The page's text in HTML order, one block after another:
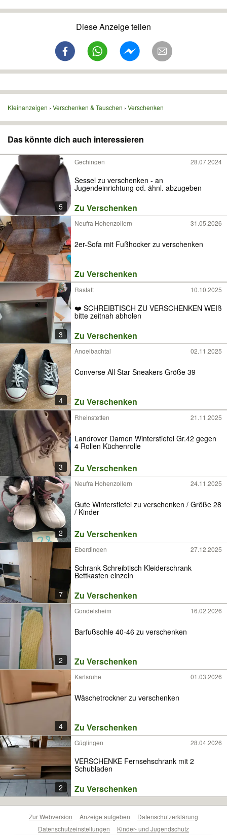
Diese Anzeige teilen
Kleinanzeigen Verschenken & Tauschen Verschenken
Das könnte dich auch interessieren
5
Gechingen 28.07.2024
Sessel zu verschenken - an
Jugendeinrichtung od. ähnl. abzugeben
Zu Verschenken
Neufra Hohenzollern 31.05.2026
2er-Sofa mit Fußhocker zu verschenken
Zu Verschenken
3
Rastatt 10.10.2025
❤️ SCHREIBTISCH ZU VERSCHENKEN WEIß
bitte zeitnah abholen
Zu Verschenken
4
Angelbachtal 02.11.2025
Converse All Star Sneakers Größe 39
Zu Verschenken
3
Rheinstetten 21.11.2025
Landrover Damen Winterstiefel Gr.42 gegen
4 Rollen Küchenrolle
Zu Verschenken
2
Neufra Hohenzollern 24.11.2025
Gute Winterstiefel zu verschenken / Größe 28
/ Kinder
Zu Verschenken
7
Eberdingen 27.12.2025
Schrank Schreibtisch Kleiderschrank
Bettkasten einzeln
Zu Verschenken
2
Gondelsheim 16.02.2026
Barfußsohle 40-46 zu verschenken
Zu Verschenken
4
Karlsruhe 01.03.2026
Wäschetrockner zu verschenken
Zu Verschenken
2
Güglingen 28.04.2026
VERSCHENKE Fernsehschrank mit 2
Schubladen
Zu Verschenken
Zur Webversion Anzeige aufgeben
Datenschutzerklärung
Datenschutzeinstellungen
Kinder- und Jugendschutz